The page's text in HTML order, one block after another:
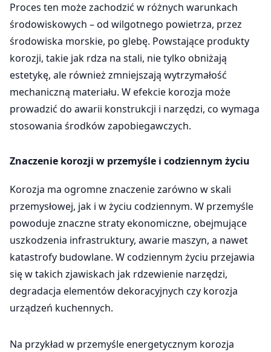
Proces ten może zachodzić w różnych warunkach
środowiskowych – od wilgotnego powietrza, przez
środowiska morskie, po glebę. Powstające produkty
korozji, takie jak rdza na stali, nie tylko obniżają
estetykę, ale również zmniejszają wytrzymałość
mechaniczną materiału. W efekcie korozja może
prowadzić do awarii konstrukcji i narzędzi, co wymaga
stosowania środków zapobiegawczych.
Znaczenie korozji w przemyśle i codziennym życiu
Korozja ma ogromne znaczenie zarówno w skali
przemysłowej, jak i w życiu codziennym. W przemyśle
powoduje znaczne straty ekonomiczne, obejmujące
uszkodzenia infrastruktury, awarie maszyn, a nawet
katastrofy budowlane. W codziennym życiu przejawia
się w takich zjawiskach jak rdzewienie narzędzi,
degradacja elementów dekoracyjnych czy korozja
urządzeń kuchennych.
Na przykład w przemyśle energetycznym korozja